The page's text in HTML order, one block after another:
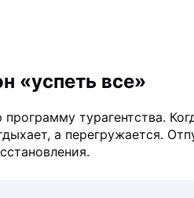
«успеть все»
турагентства.
а перегружается.